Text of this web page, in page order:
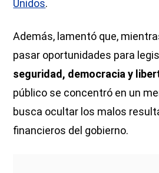
Unidos.
Además, lamentó que,
pasar oportunidades para
seguridad, democracia y
público se concentró en un
busca ocultar los malos
financieros del gobierno.